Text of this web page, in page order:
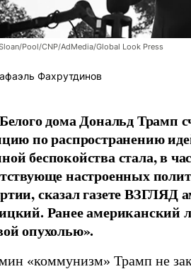
Pool/CNP/AdMedia/Global Look Press
Фахрутдинов
дома Дональд Трамп
по распространению
беспокойства стала, в
настроенных
сказал газете ВЗГЛЯД
Ранее американский
опухолью».
«коммунизм» Трамп не